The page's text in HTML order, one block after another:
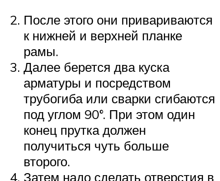
После этого они привариваются
к нижней и верхней планке
рамы.
Далее берется два куска
арматуры и посредством
трубогиба или сварки сгибаются
под углом 90°. При этом один
конец прутка должен
получиться чуть больше
второго.
Затем надо сделать отверстия в